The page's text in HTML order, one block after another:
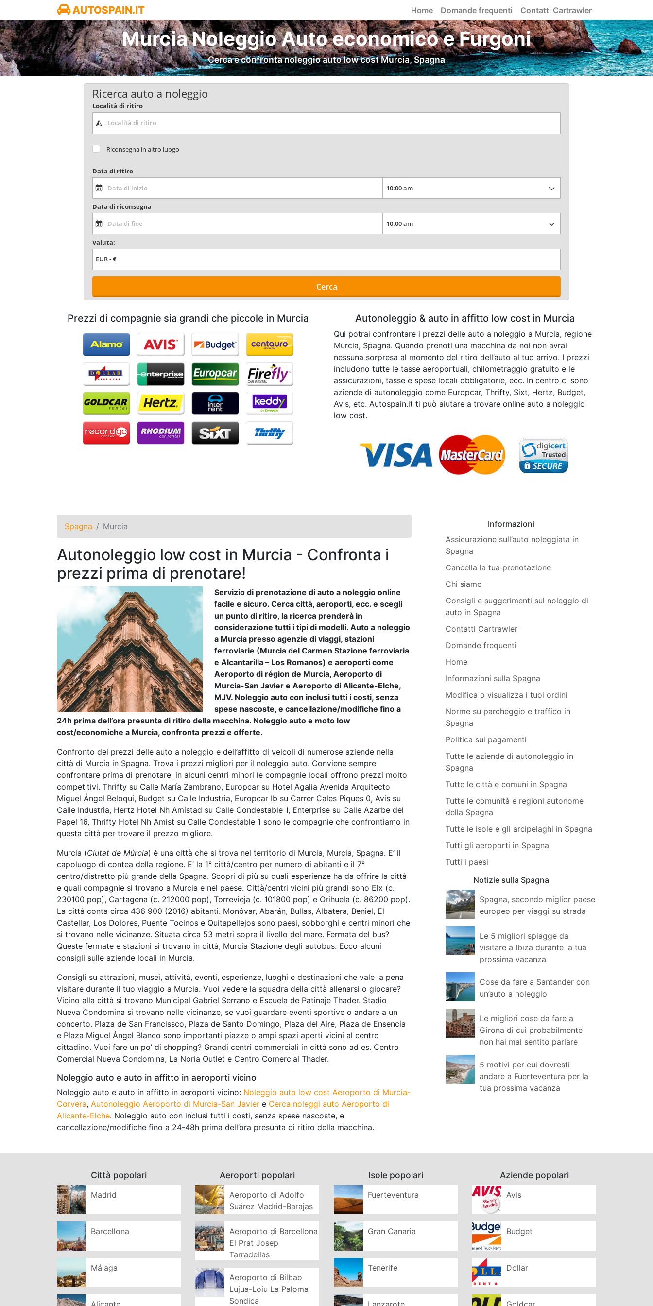
AUTOSPAIN.IT Home Domande frequenti Contatti Cartrawler
Murcia Noleggio Auto economico e Furgoni
Cerca e confronta noleggio auto low cost Murcia, Spagna
Ricerca auto a noleggio
Località di ritiro
Riconsegna in altro luogo
Data di ritiro
Data di riconsegna
Valuta:
Cerca
Prezzi di compagnie sia grandi che piccole in Murcia Autonoleggio & auto in affitto low cost in Murcia
Qui potrai confrontare i prezzi delle auto a noleggio a Murcia, regione
Murcia, Spagna. Quando prenoti una macchina da noi non avrai
nessuna sorpresa al momento del ritiro dell’auto al tuo arrivo. I prezzi
includono tutte le tasse aeroportuali, chilometraggio gratuito e le
assicurazioni, tasse e spese locali obbligatorie, ecc. In centro ci sono
aziende di autonoleggio come Europcar, Thrifty, Sixt, Hertz, Budget,
Avis, etc. Autospain.it ti può aiutare a trovare online auto a noleggio
low cost.
Spagna Murcia
Autonoleggio low cost in Murcia - Confronta i
prezzi prima di prenotare!
Servizio di prenotazione di auto a noleggio online
facile e sicuro. Cerca città, aeroporti, ecc. e scegli
un punto di ritiro, la ricerca prenderà in
considerazione tutti i tipi di modelli. Auto a noleggio
a Murcia presso agenzie di viaggi, stazioni
ferroviarie (Murcia del Carmen Stazione ferroviaria
e Alcantarilla – Los Romanos) e aeroporti come
Aeroporto di région de Murcia, Aeroporto di
Murcia-San Javier e Aeroporto di Alicante-Elche,
MJV. Noleggio auto con inclusi tutti i costi, senza
spese nascoste, e cancellazione/modifiche fino a
24h prima dell’ora presunta di ritiro della macchina. Noleggio auto e moto low
cost/economiche a Murcia, confronta prezzi e offerte.
Confronto dei prezzi delle auto a noleggio e dell’affitto di veicoli di numerose aziende nella
città di Murcia in Spagna. Trova i prezzi migliori per il noleggio auto. Conviene sempre
confrontare prima di prenotare, in alcuni centri minori le compagnie locali offrono prezzi molto
competitivi. Thrifty su Calle María Zambrano, Europcar su Hotel Agalia Avenida Arquitecto
Miguel Ángel Beloqui, Budget su Calle Industria, Europcar Ib su Carrer Cales Piques 0, Avis su
Calle Industria, Hertz Hotel Nh Amistad su Calle Condestable 1, Enterprise su Calle Azarbe del
Papel 16, Thrifty Hotel Nh Amist su Calle Condestable 1 sono le compagnie che confrontiamo in
questa città per trovare il prezzo migliore.
Murcia (Ciutat de Múrcia) è una città che si trova nel territorio di Murcia, Murcia, Spagna. E’ il
capoluogo di contea della regione. E’ la 1° città/centro per numero di abitanti e il 7°
centro/distretto più grande della Spagna. Scopri di più su quali esperienze ha da offrire la città
e quali compagnie si trovano a Murcia e nel paese. Città/centri vicini più grandi sono Elx (c.
230100 pop), Cartagena (c. 212000 pop), Torrevieja (c. 101800 pop) e Orihuela (c. 86200 pop).
La città conta circa 436 900 (2016) abitanti. Monóvar, Abarán, Bullas, Albatera, Beniel, El
Castellar, Los Dolores, Puente Tocinos e Quitapellejos sono paesi, sobborghi e centri minori che
si trovano nelle vicinanze. Situata circa 53 metri sopra il livello del mare. Fermata del bus?
Queste fermate e stazioni si trovano in città, Murcia Stazione degli autobus. Ecco alcuni
consigli sulle aziende locali in Murcia.
Consigli su attrazioni, musei, attività, eventi, esperienze, luoghi e destinazioni che vale la pena
visitare durante il tuo viaggio a Murcia. Vuoi vedere la squadra della città allenarsi o giocare?
Vicino alla città si trovano Municipal Gabriel Serrano e Escuela de Patinaje Thader. Stadio
Nueva Condomina si trovano nelle vicinanze, se vuoi guardare eventi sportive o andare a un
concerto. Plaza de San Francissco, Plaza de Santo Domingo, Plaza del Aire, Plaza de Ensencia
e Plaza Miguel Ángel Blanco sono importanti piazze o ampi spazi aperti vicini al centro
cittadino. Vuoi fare un po’ di shopping? Grandi centri commerciali in città sono ad es. Centro
Comercial Nueva Condomina, La Noria Outlet e Centro Comercial Thader.
Noleggio auto e auto in affitto in aeroporti vicino
Noleggio auto e auto in affitto in aeroporti vicino: Noleggio auto low cost Aeroporto di Murcia-
Corvera, Autonoleggio Aeroporto di Murcia-San Javier e Cerca noleggi auto Aeroporto di
Alicante-Elche. Noleggio auto con inclusi tutti i costi, senza spese nascoste, e
cancellazione/modifiche fino a 24-48h prima dell’ora presunta di ritiro della macchina.
Informazioni
Assicurazione sull’auto noleggiata in
Spagna
Cancella la tua prenotazione
Chi siamo
Consigli e suggerimenti sul noleggio di
auto in Spagna
Contatti Cartrawler
Domande frequenti
Home
Informazioni sulla Spagna
Modifica o visualizza i tuoi ordini
Norme su parcheggio e traffico in
Spagna
Politica sui pagamenti
Tutte le aziende di autonoleggio in
Spagna
Tutte le città e comuni in Spagna
Tutte le comunità e regioni autonome
della Spagna
Tutte le isole e gli arcipelaghi in Spagna
Tutti gli aeroporti in Spagna
Tutti i paesi
Notizie sulla Spagna
Spagna, secondo miglior paese
europeo per viaggi su strada
Le 5 migliori spiagge da
visitare a Ibiza durante la tua
prossima vacanza
Cose da fare a Santander con
un’auto a noleggio
Le migliori cose da fare a
Girona di cui probabilmente
non hai mai sentito parlare
5 motivi per cui dovresti
andare a Fuerteventura per la
tua prossima vacanza
Città popolari
Madrid
Barcellona
Málaga
Alicante
Aeroporti popolari
Aeroporto di Adolfo
Suárez Madrid-Barajas
Aeroporto di Barcellona
El Prat Josep
Tarradellas
Aeroporto di Bilbao
Lujua-Loiu La Paloma
Sondica
Isole popolari
Fuerteventura
Gran Canaria
Tenerife
Lanzarote
Aziende popolari
Avis
Budget
Dollar
Goldcar